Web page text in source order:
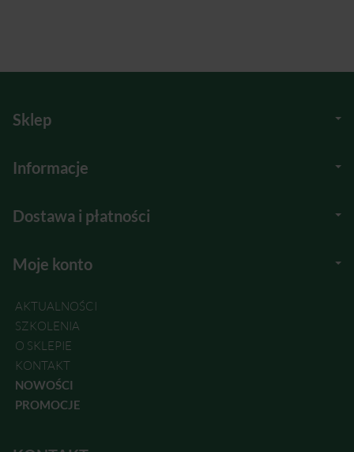
Sklep
Informacje
Dostawa i płatności
Moje konto
AKTUALNOŚCI
SZKOLENIA
O SKLEPIE
KONTAKT
NOWOŚCI
PROMOCJE